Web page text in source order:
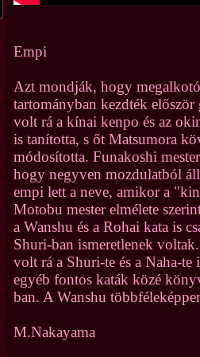
Empi
Azt mondják, hogy
tartományban kezdték
volt rá a kínai kenpo és az
is tanította, s őt Matsumora
módosította. Funakoshi
hogy negyven mozdulatból
empi lett a neve, amikor a
Motobu mester elmélete
a Wanshu és a Rohai kata is
Shuri-ban ismeretlenek
volt rá a Shuri-te és a Naha-te
egyéb fontos katák közé
ban. A Wanshu
M.Nakayama